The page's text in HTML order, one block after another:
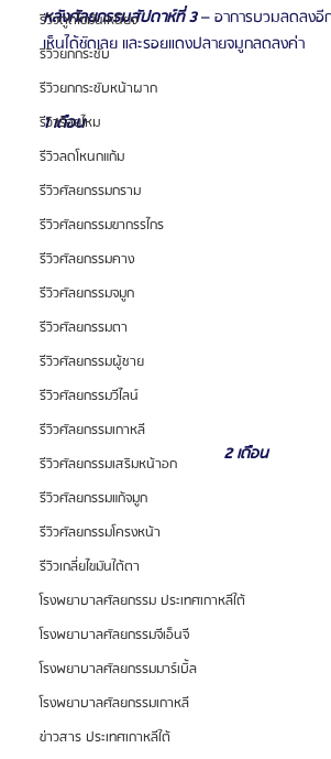
รีวิวดูดไขมันเหนียง
รีวิวยกกระชับ
รีวิวยกกระชับหน้าผาก
รีวิวร้อยไหม
รีวิวลดโหนกแก้ม
รีวิวศัลยกรรมกราม
รีวิวศัลยกรรมขากรรไกร
รีวิวศัลยกรรมคาง
รีวิวศัลยกรรมจมูก
รีวิวศัลยกรรมตา
รีวิวศัลยกรรมผู้ชาย
รีวิวศัลยกรรมวีไลน์
รีวิวศัลยกรรมเกาหลี
รีวิวศัลยกรรมเสริมหน้าอก
รีวิวศัลยกรรมแก้จมูก
รีวิวศัลยกรรมโครงหน้า
รีวิวเกลี่ยไขมันใต้ตา
โรงพยาบาลศัลยกรรม ประเทศเกาหลีใต้
โรงพยาบาลศัลยกรรมจีเอ็นจี
โรงพยาบาลศัลยกรรมมาร์เบิ้ล
โรงพยาบาลศัลยกรรมเกาหลี
ข่าวสาร ประเทศเกาหลีใต้
หลังศัลยกรรมสัปดาห์ที่ 3 – อาการบวมลดลงอี
เห็นได้ชัดเลย และรอยแดงปลายจมูกลดลงค่า
1 เดือน
2 เดือน